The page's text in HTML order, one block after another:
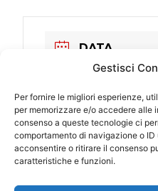
Gestisci
Per fornire le migliori esperienze,
per memorizzare e/o accedere alle
consenso a queste tecnologie ci
comportamento di navigazione o ID
acconsentire o ritirare il consenso
caratteristiche e funzioni.
DATA
23 Set 2017
ORA
21:00 - 23:00
LUOGO